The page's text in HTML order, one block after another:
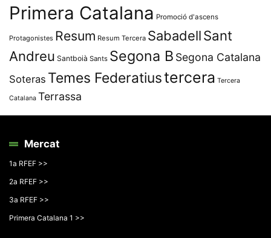
Primera Catalana Promoció d'ascens
Protagonistes Resum Resum Tercera SabadellSant
Andreu Santboià Sants Segona B Segona Catalana
Soteras Temes Federatiustercera Tercera
Catalana Terrassa
Mercat
1a RFEF >>
2a RFEF >>
3a RFEF >>
Primera Catalana 1 >>